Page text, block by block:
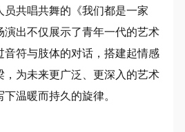
员共唱共舞的《我们都是一家
演出不仅展示了青年一代的艺术
音符与肢体的对话，搭建起情感
，为未来更广泛、更深入的艺术
温暖而持久的旋律。